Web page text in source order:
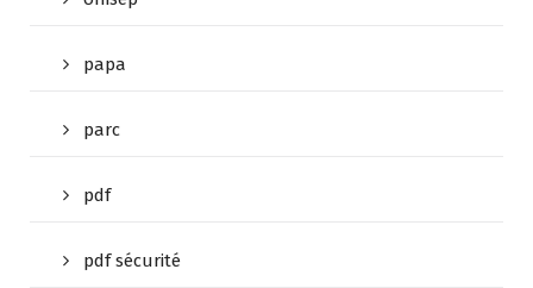
papa
parc
pdf
pdf sécurité